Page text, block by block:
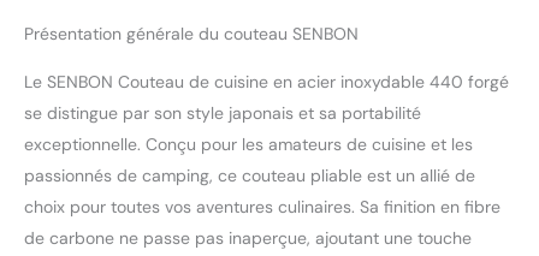
cuisine familiale 2: Acier
tranchant, avec une
surface dessinée à la
Fabriqué avec un manche
en fibre de carbone, poli
professionnellement à la
main, avec une belle
Présentation générale du couteau SENBON
Le SENBON Couteau de cuisine en acier inoxydable 440 forgé
se distingue par son style japonais et sa portabilité
exceptionnelle. Conçu pour les amateurs de cuisine et les
passionnés de camping, ce couteau pliable est un allié de
choix pour toutes vos aventures culinaires. Sa finition en fibre
de carbone ne passe pas inaperçue, ajoutant une touche